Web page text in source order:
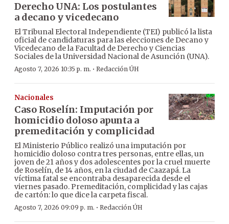
Derecho UNA: Los postulantes
a decano y vicedecano
El Tribunal Electoral Independiente (TEI) publicó la lista
oficial de candidaturas para las elecciones de Decano y
Vicedecano de la Facultad de Derecho y Ciencias
Sociales de la Universidad Nacional de Asunción (UNA).
Agosto 7, 2026 10:35 p. m. · Redacción ÚH
Nacionales
Caso Roselín: Imputación por
homicidio doloso apunta a
premeditación y complicidad
El Ministerio Público realizó una imputación por
homicidio doloso contra tres personas, entre ellas, un
joven de 21 años y dos adolescentes por la cruel muerte
de Roselín, de 14 años, en la ciudad de Caazapá. La
víctima fatal se encontraba desaparecida desde el
viernes pasado. Premeditación, complicidad y las cajas
de cartón: lo que dice la carpeta fiscal.
Agosto 7, 2026 09:09 p. m. · Redacción ÚH